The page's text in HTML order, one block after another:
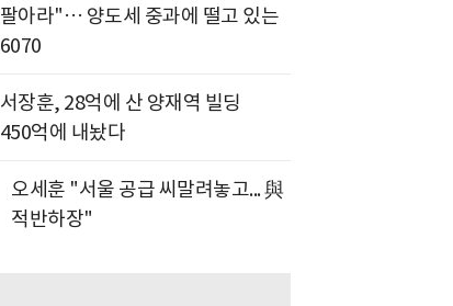
팔아라"… 양도세 중과에 떨고 있는
6070
서장훈, 28억에 산 양재역 빌딩
450억에 내놨다
오세훈 "서울 공급 씨말려놓고... 與
적반하장"